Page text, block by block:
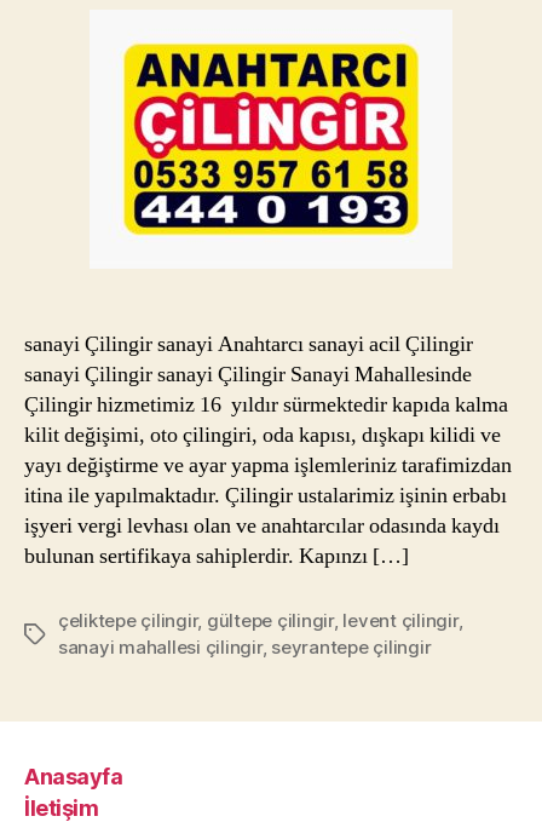
sanayi Çilingir sanayi Anahtarcı sanayi acil Çilingir
sanayi Çilingir sanayi Çilingir Sanayi Mahallesinde
Çilingir hizmetimiz 16 yıldır sürmektedir kapıda kalma
kilit değişimi, oto çilingiri, oda kapısı, dışkapı kilidi ve
yayı değiştirme ve ayar yapma işlemleriniz tarafimizdan
itina ile yapılmaktadır. Çilingir ustalarimiz işinin erbabı
işyeri vergi levhası olan ve anahtarcılar odasında kaydı
bulunan sertifikaya sahiplerdir. Kapınzı […]
Etiketler
çeliktepe çilingir, gültepe çilingir, levent çilingir,
sanayi mahallesi çilingir, seyrantepe çilingir
Anasayfa
İletişim